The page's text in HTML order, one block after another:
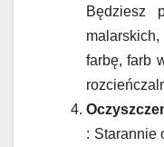
Będziesz
farbę, farb
: Starannie